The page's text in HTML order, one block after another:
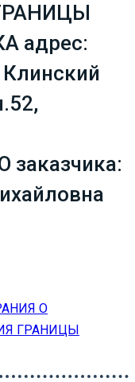
адрес:
заказчика:
О
ГРАНИЦЫ